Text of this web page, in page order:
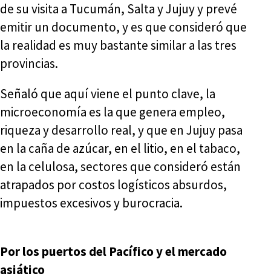
de su visita a Tucumán, Salta y Jujuy y prevé
emitir un documento, y es que consideró que
la realidad es muy bastante similar a las tres
provincias.
Señaló que aquí viene el punto clave, la
microeconomía es la que genera empleo,
riqueza y desarrollo real, y que en Jujuy pasa
en la caña de azúcar, en el litio, en el tabaco,
en la celulosa, sectores que consideró están
atrapados por costos logísticos absurdos,
impuestos excesivos y burocracia.
Por los puertos del Pacífico y el mercado
asiático